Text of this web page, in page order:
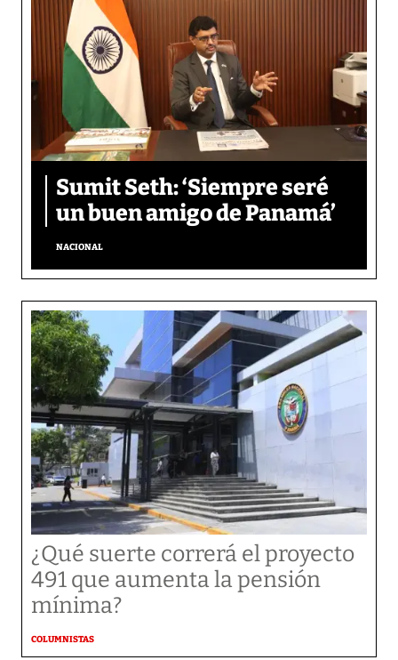
Sumit Seth: ‘Siempre seré
un buen amigo de Panamá’
NACIONAL
¿Qué suerte correrá el proyecto
491 que aumenta la pensión
mínima?
COLUMNISTAS